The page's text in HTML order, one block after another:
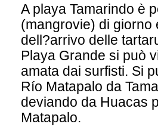
A playa Tamarindo è
(mangrovie) di giorno
dell?arrivo delle
Playa Grande si può
amata dai surfisti. Si
Río Matapalo da
deviando da Huacas
Matapalo.